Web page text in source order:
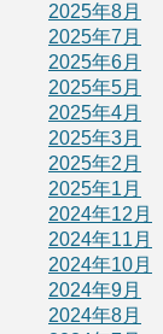
2025年8月
2025年7月
2025年6月
2025年5月
2025年4月
2025年3月
2025年2月
2025年1月
2024年12月
2024年11月
2024年10月
2024年9月
2024年8月